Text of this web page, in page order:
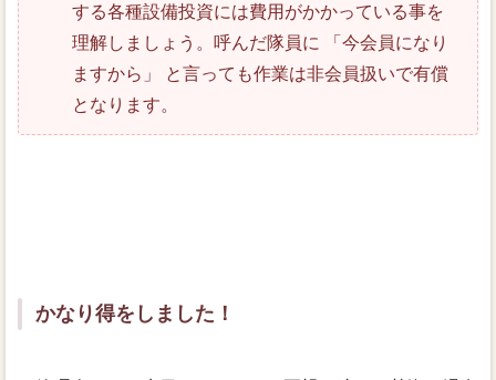
する各種設備投資には費用がかかっている事を
理解しましょう。呼んだ隊員に 「今会員になり
ますから」 と言っても作業は非会員扱いで有償
となります。
かなり得をしました！